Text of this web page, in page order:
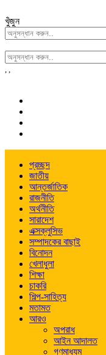
খুঁজুন
, ,
প্রচ্ছদ
জাতীয়
আন্তর্জাতিক
রাজনীতি
অর্থনীতি
সারাদেশ
এক্সক্লুসিভ
সম্পাদকের বাছাই
বিনোদন
খেলাধুলা
শিক্ষা
চাকরি
শিল্প-সাহিত্য
মতামত
আরও
অপরাধ
আইন আদালত
গণমাধ্যম